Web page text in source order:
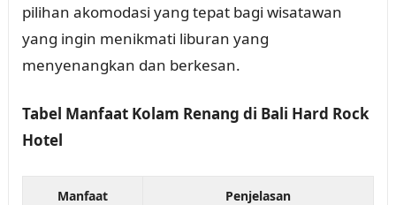
pilihan akomodasi yang tepat bagi wisatawan
yang ingin menikmati liburan yang
menyenangkan dan berkesan.
Tabel Manfaat Kolam Renang di Bali Hard Rock
Hotel
Manfaat Penjelasan